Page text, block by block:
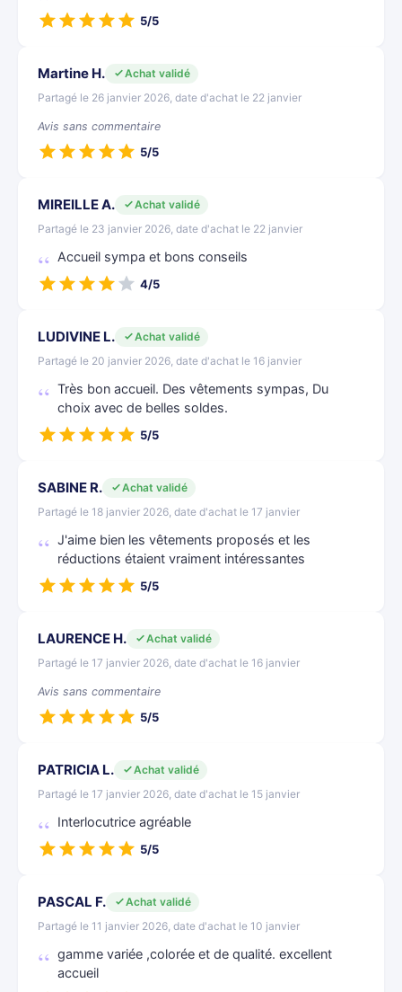
5/5
Martine H.
Achat validé
Partagé le 26 janvier 2026, date d'achat le 22 janvier
Avis sans commentaire
5/5
MIREILLE A.
Achat validé
Partagé le 23 janvier 2026, date d'achat le 22 janvier
Accueil sympa et bons conseils
4/5
LUDIVINE L.
Achat validé
Partagé le 20 janvier 2026, date d'achat le 16 janvier
Très bon accueil. Des vêtements sympas, Du
choix avec de belles soldes.
5/5
SABINE R.
Achat validé
Partagé le 18 janvier 2026, date d'achat le 17 janvier
J'aime bien les vêtements proposés et les
réductions étaient vraiment intéressantes
5/5
LAURENCE H.
Achat validé
Partagé le 17 janvier 2026, date d'achat le 16 janvier
Avis sans commentaire
5/5
PATRICIA L.
Achat validé
Partagé le 17 janvier 2026, date d'achat le 15 janvier
Interlocutrice agréable
5/5
PASCAL F.
Achat validé
Partagé le 11 janvier 2026, date d'achat le 10 janvier
gamme variée ,colorée et de qualité. excellent
accueil